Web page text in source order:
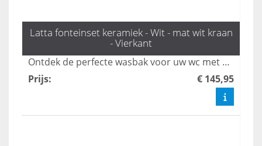
Latta fonteinset keramiek - Wit - mat wit kraan
- Vierkant
Ontdek de perfecte wasbak voor uw wc met de stijlvolle fonteinset Latta van L'aqua. Deze set, compleet met een elegante mat witte kraan en sifon, voegt een moderne touch toe aan uw toilet. Bestel snel en geniet van de mooiste toilet fonteintjes die functionaliteit en design combineren.
Prijs: € 145,95